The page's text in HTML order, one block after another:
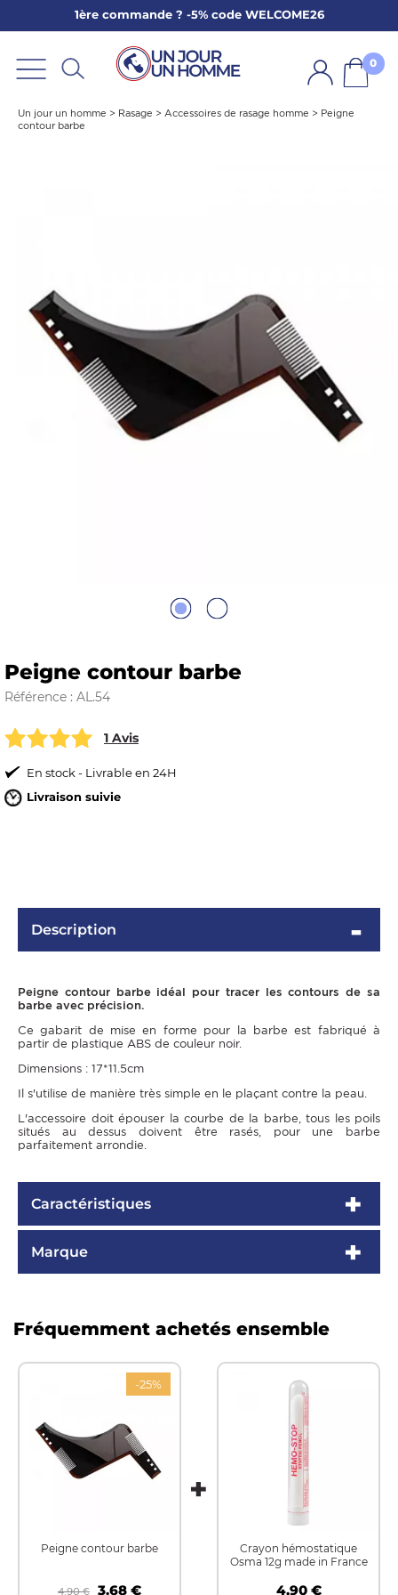
1ère commande ? -5% code WELCOME26
0
Un jour un homme > Rasage > Accessoires de rasage homme > Peigne
contour barbe
Peigne contour barbe
Référence : AL.54
1 Avis
En stock - Livrable en 24H
Livraison suivie
Description
Peigne contour barbe idéal pour tracer les contours de sa
barbe avec précision.
Ce gabarit de mise en forme pour la barbe est fabriqué à
partir de plastique ABS de couleur noir.
Dimensions : 17*11.5cm
Il s'utilise de manière très simple en le plaçant contre la peau.
L'accessoire doit épouser la courbe de la barbe, tous les poils
situés au dessus doivent être rasés, pour une barbe
parfaitement arrondie.
Caractéristiques
Marque
Fréquemment achetés ensemble
-25%
Peigne contour barbe
4,90 € 3.68 €
Crayon hémostatique
Osma 12g made in France
4,90 €